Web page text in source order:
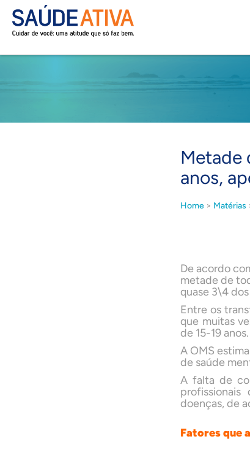
Metade
anos,
Home > Matérias
De acordo
metade de
quase 3\4
Entre os
que muitas
de 15-19 anos.
A OMS
de saúde
A falta de
profissionais
doenças, de
Fatores que